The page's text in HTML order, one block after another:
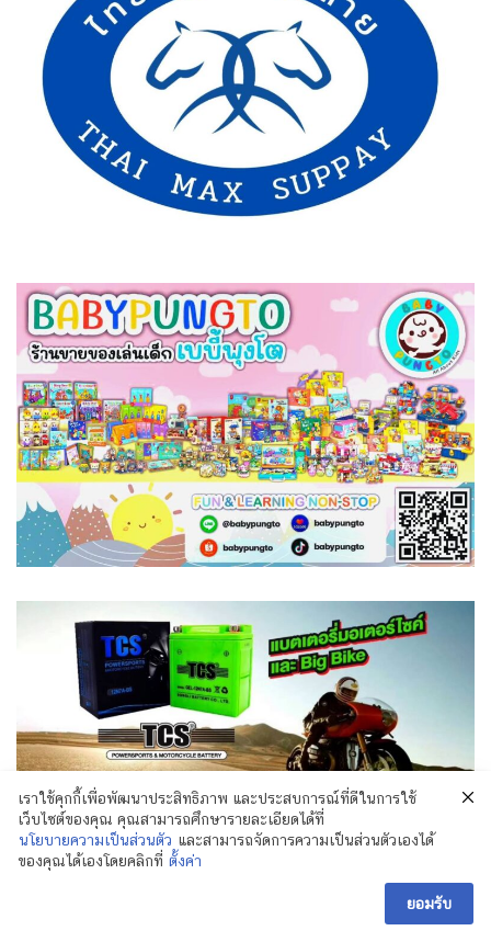
เราใช้คุกกี้เพื่อพัฒนาประสิทธิภาพ และประสบการณ์ที่ดีในการใช้
เว็บไซต์ของคุณ คุณสามารถศึกษารายละเอียดได้ที่
นโยบายความเป็นส่วนตัว และสามารถจัดการความเป็นส่วนตัวเองได้
ของคุณได้เองโดยคลิกที่ ตั้งค่า
ยอมรับ